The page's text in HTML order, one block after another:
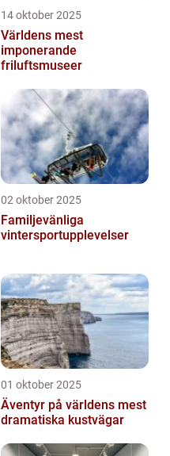
14 oktober 2025
Världens mest
imponerande
friluftsmuseer
02 oktober 2025
Familjevänliga
vintersportupplevelser
01 oktober 2025
Äventyr på världens mest
dramatiska kustvägar